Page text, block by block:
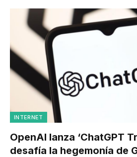
INTERNET
OpenAI lanza ‘ChatGPT
desafía la hegemonía de